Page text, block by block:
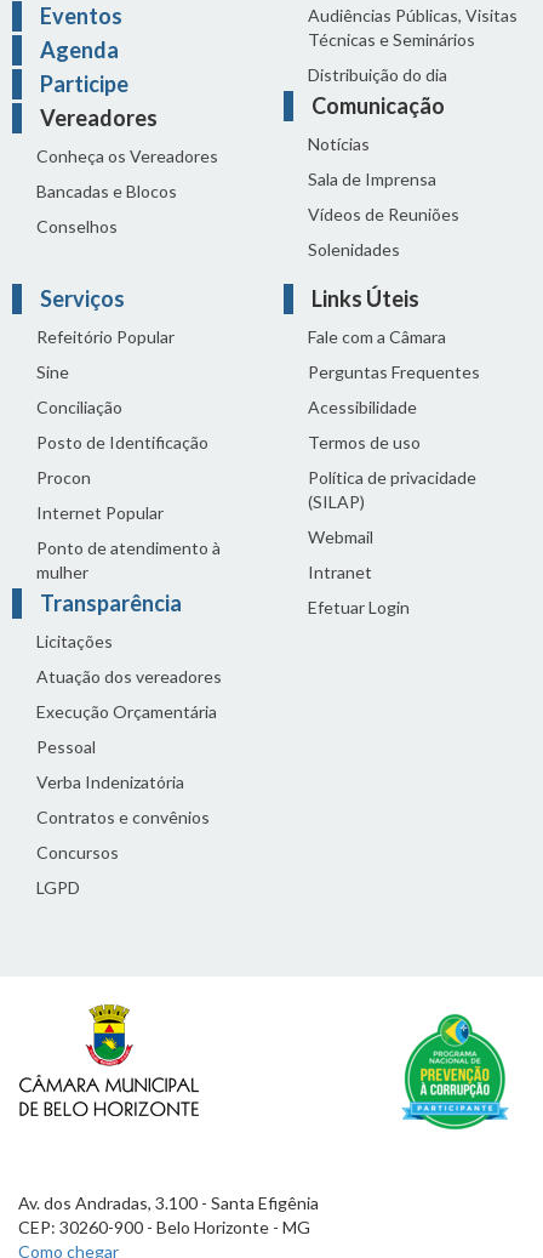
Eventos
Agenda
Participe
Vereadores
Conheça os Vereadores
Bancadas e Blocos
Conselhos
Audiências Públicas, Visitas
Técnicas e Seminários
Distribuição do dia
Comunicação
Notícias
Sala de Imprensa
Vídeos de Reuniões
Solenidades
Serviços
Refeitório Popular
Sine
Conciliação
Posto de Identificação
Procon
Internet Popular
Ponto de atendimento à
mulher
Transparência
Licitações
Atuação dos vereadores
Execução Orçamentária
Pessoal
Verba Indenizatória
Contratos e convênios
Concursos
LGPD
Links Úteis
Fale com a Câmara
Perguntas Frequentes
Acessibilidade
Termos de uso
Política de privacidade
(SILAP)
Webmail
Intranet
Efetuar Login
Av. dos Andradas, 3.100 - Santa Efigênia
CEP: 30260-900 - Belo Horizonte - MG
Como chegar